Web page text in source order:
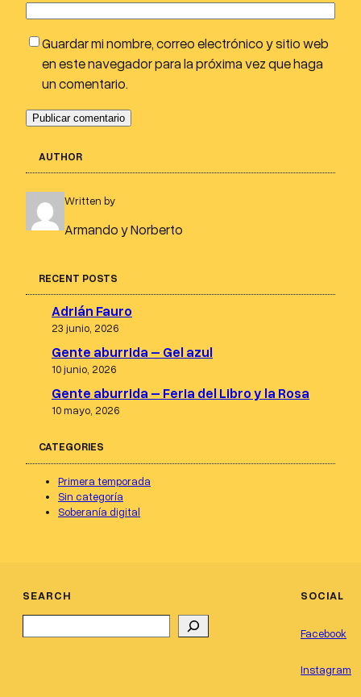
Guardar mi nombre, correo electrónico y sitio web
en este navegador para la próxima vez que haga
un comentario.
AUTHOR
Written by
Armando y Norberto
RECENT POSTS
Adrián Fauro
23 junio, 2026
Gente aburrida – Gel azul
10 junio, 2026
Gente aburrida – Feria del Libro y la Rosa
10 mayo, 2026
CATEGORIES
Primera temporada
Sin categoría
Soberanía digital
SEARCH SOCIAL
Facebook
Instagram